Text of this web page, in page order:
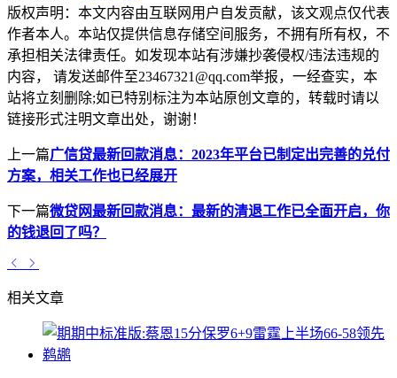
版权声明： 本文内容由互联网用户自发贡献，该文观点仅代表
作者本人。本站仅提供信息存储空间服务，不拥有所有权，不
承担相关法律责任。如发现本站有涉嫌抄袭侵权/违法违规的
内容， 请发送邮件至23467321@qq.com举报，一经查实，本
站将立刻删除;如已特别标注为本站原创文章的，转载时请以
链接形式注明文章出处，谢谢！
上一篇广信贷最新回款消息：2023年平台已制定出完善的兑付
方案，相关工作也已经展开
下一篇微贷网最新回款消息：最新的清退工作已全面开启，你
的钱退回了吗？
相关文章